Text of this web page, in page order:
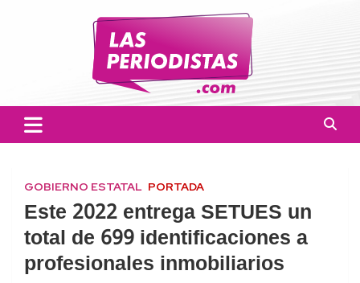
Las Periodistas
informado a la población.
GOBIERNO ESTATAL PORTADA
Este 2022 entrega SETUES un
total de 699 identificaciones a
profesionales inmobiliarios